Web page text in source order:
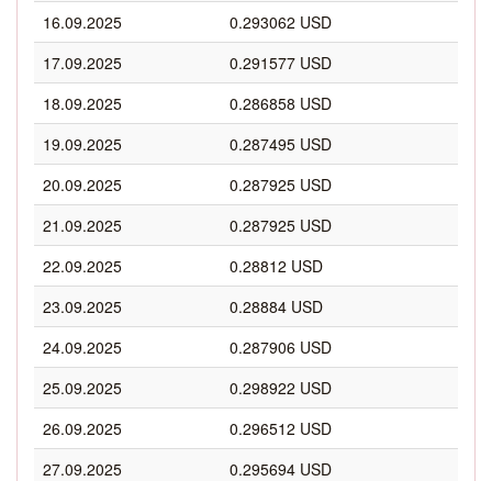
16.09.2025
0.293062 USD
17.09.2025
0.291577 USD
18.09.2025
0.286858 USD
19.09.2025
0.287495 USD
20.09.2025
0.287925 USD
21.09.2025
0.287925 USD
22.09.2025
0.28812 USD
23.09.2025
0.28884 USD
24.09.2025
0.287906 USD
25.09.2025
0.298922 USD
26.09.2025
0.296512 USD
27.09.2025
0.295694 USD